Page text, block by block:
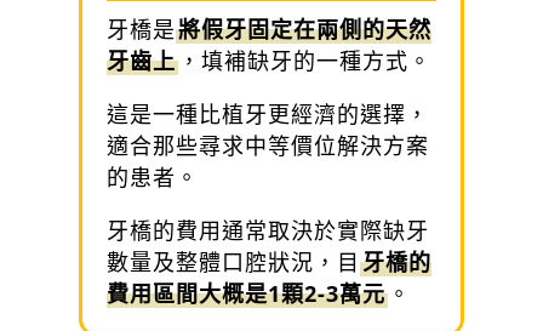
牙橋是將假牙固定在兩側的天然
牙齒上，填補缺牙的一種方式。
這是一種比植牙更經濟的選擇，
適合那些尋求中等價位解決方案
的患者。
牙橋的費用通常取決於實際缺牙
數量及整體口腔狀況，目 牙橋的
費用區間大概是1顆2-3萬元。